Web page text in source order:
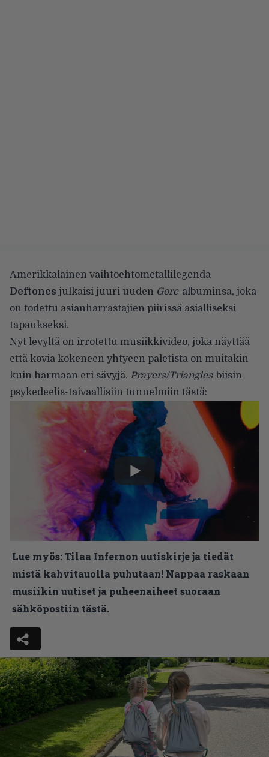
Amerikkalainen vaihtoehtometallilegenda
Deftones julkaisi juuri uuden Gore-albuminsa, joka
on todettu asianharrastajien piirissä asialliseksi
tapaukseksi.
Nyt levyltä on irrotettu musiikkivideo, joka näyttää
että kovia kokeneen yhtyeen paletista on muitakin
kuin harmaan eri sävyjä. Prayers/Triangles-biisin
psykedeelis-taivaallisiin tunnelmiin tästä:
Lue myös:Tilaa Infernon uutiskirje ja tiedät
mistä kahvitauolla puhutaan! Nappaa raskaan
musiikin uutiset ja puheenaiheet suoraan
sähköpostiin tästä.